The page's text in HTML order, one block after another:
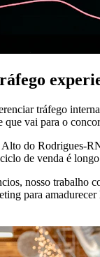
tráfego
vai para o
do Rodrigues-
de venda é
nosso trabalho
para